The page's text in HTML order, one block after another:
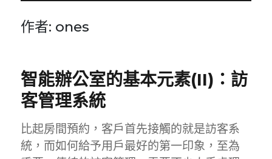
作者: ones
智能辦公室的基本元素(II)：訪
客管理系統
比起房間預約，客戶首先接觸的就是訪客系
統，而如何給予用戶最好的第一印象，至為